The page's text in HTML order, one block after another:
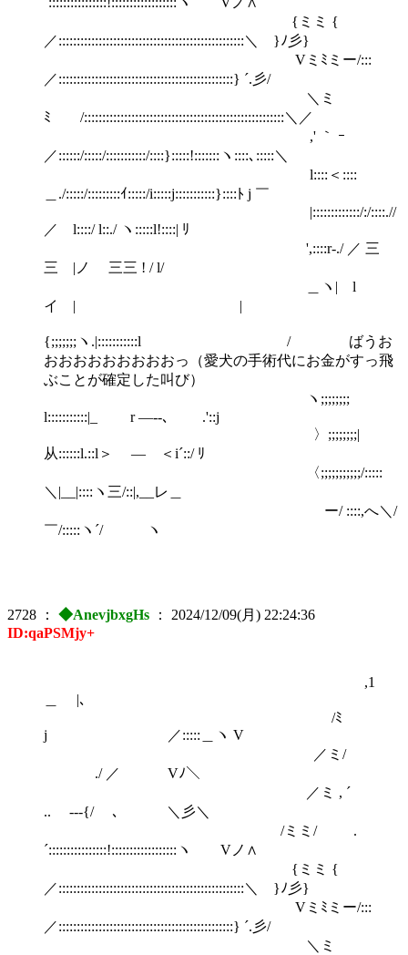
{ミミ {
／:::::::::::::::::::::::::::::::::::::::::::::::::::＼ }ﾉ彡}
Vミﾐミー/:::
／::::::::::::::::::::::::::::::::::::::::::::::::} ´.彡/
＼ミ
ﾐ /:::::::::::::::::::::::::::::::::::::::::::::::::::::::＼／
,' ｀ ｰ
／::::::/:::::/:::::::::::/::::}:::::!:::::::ヽ::::､:::::＼
l::::＜::::
＿./:::::/:::::::::ｲ:::::/i:::::j:::::::::::}::::ﾄ j ￣
|:::::::::::::/:/::::.//
／ l::::/ l::./ ヽ:::::l!::::| ﾘ
',::::r-./ ／ 三
三 |ノ 三三 ! / l/
＿ヽ| l
イ | |
{;;;;;;;ヽ.|:::::::::::l / ばうお
おおおおおおおおおっ（愛犬の手術代にお金がすっ飛
ぶことが確定した叫び）
ヽ;;;;;;;;
l:::::::::::|_ r ―--､ .'::j
〉;;;;;;;;|
从::::::l.::l＞ ― ＜i´::/ ﾘ
〈;;;;;;;;;;;/:::::
＼|__|::::ヽ三/::|,__レ＿
ー/ ::::,へ＼/
￣/:::::ヽ´/ ヽ
2728 ： ◆AnevjbxgHs ： 2024/12/09(月) 22:24:36
ID:qaPSMjy+
＿ |､
/ﾐ
j ／:::::＿ヽ V
／ミ/
./ ／ Vﾉ＼
／ミ , ´
.. ---{/ ､ ＼彡＼
/ミミ/ .
´::::::::::::::::!::::::::::::::::::ヽ Vノ∧
{ミミ {
／:::::::::::::::::::::::::::::::::::::::::::::::::::＼ }ﾉ彡}
Vミﾐミー/:::
／::::::::::::::::::::::::::::::::::::::::::::::::} ´.彡/
＼ミ